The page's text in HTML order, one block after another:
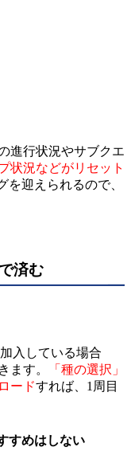
進行状況やサブクエ
状況などがリセット
を迎えられるので、
済む
入している場合
ます。
「種の選択」
ードすれば、1周目
すめはしない